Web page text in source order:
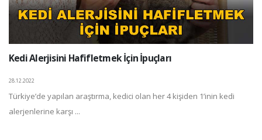
Kedi Alerjisini Hafifletmek İçin İpuçları
28.12.2022
Türkiye’de yapılan araştırma, kedici olan her 4 kişiden 1’inin kedi
alerjenlerine karşı ...